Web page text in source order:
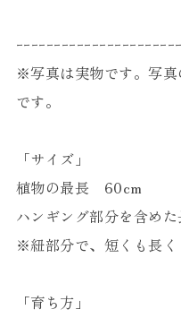
ｰｰｰｰｰｰｰｰｰｰｰｰｰｰｰｰｰｰｰｰ
※写真は実物です。写
です。
「サイズ」
植物の最長 60cm
ハンギング部分を含め
※紐部分で、短くも長く
「育ち方」